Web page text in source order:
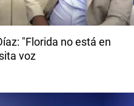
"Florida no está en
voz